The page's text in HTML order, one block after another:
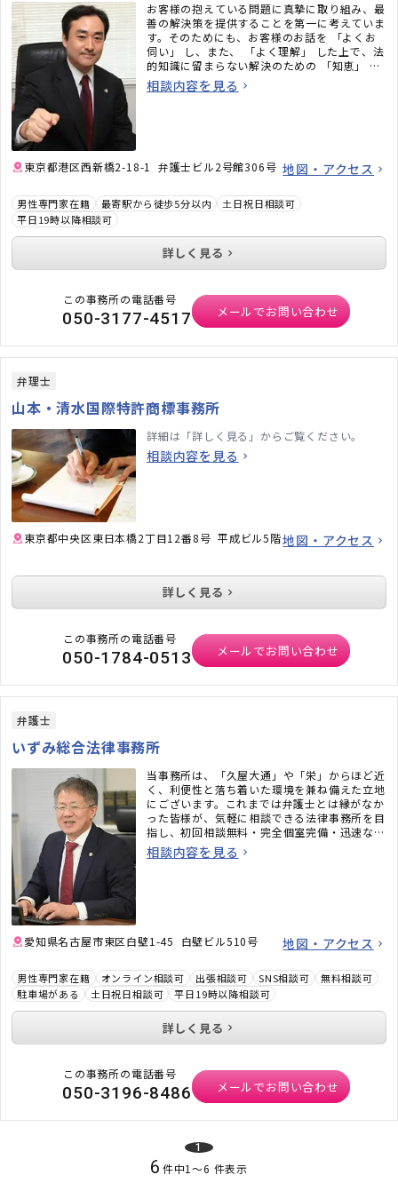
お客様の抱えている問題に真摯に取り組み、最
善の解決策を提供することを第一に考えていま
す。そのためにも、お客様のお話を 「よくお
伺い」 し、また、 「よく理解」 した上で、法
的知識に留まらない解決のための 「知恵」 を
提供いたします。
相談内容を見る
東京都港区西新橋2-18-1 弁護士ビル2号館306号 地図・アクセス
男性専門家在籍 最寄駅から徒歩5分以内
土日祝日相談可
平日19時以降相談可
詳しく見る
この事務所の電話番号
050-3177-4517 メールでお問い合わせ
弁理士
山本・清水国際特許商標事務所
詳細は「詳しく見る」からご覧ください。
相談内容を見る
東京都中央区東日本橋2丁目12番8号 平成ビル5階地図・アクセス
詳しく見る
この事務所の電話番号
050-1784-0513 メールでお問い合わせ
弁護士
いずみ総合法律事務所
当事務所は、「久屋大通」や「栄」からほど近
く、利便性と落ち着いた環境を兼ね備えた立地
にございます。これまでは弁護士とは縁がなか
った皆様が、気軽に相談できる法律事務所を目
指し、初回相談無料・完全個室完備・迅速なメ
ール対応など、相談しやすい環境も整えていま
す。「弁護士に相談するべきかわからない」と
相談内容を見る
愛知県名古屋市東区白壁1-45 白壁ビル510号 地図・アクセス
男性専門家在籍 オンライン相談可 出張相談可 SNS相談可
無料相談可
駐車場がある
土日祝日相談可 平日19時以降相談可
詳しく見る
この事務所の電話番号
050-3196-8486 メールでお問い合わせ
1
6 件中1〜6 件表示